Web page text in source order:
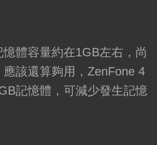
體容量約在1GB左右，尚
該還算夠用，ZenFone 4
記憶體，可減少發生記憶